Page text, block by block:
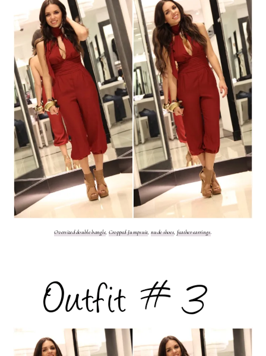
Oversized double bangle, Cropped Jumpsuit,nude shoes, feather earrings.